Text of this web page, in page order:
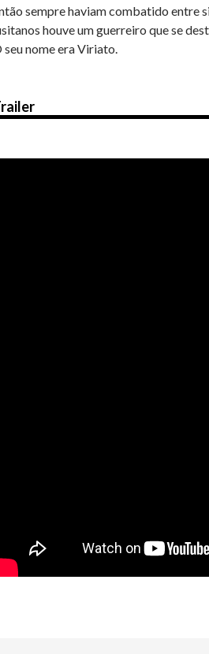
sempre haviam combatido entre
houve um guerreiro que se
seu nome era Viriato.